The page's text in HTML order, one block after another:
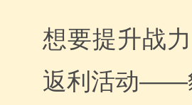
想要提升战
返利活动——